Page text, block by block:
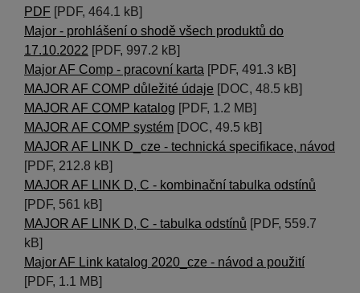
PDF [PDF, 464.1 kB]
Major - prohlášení o shodě všech produktů do
17.10.2022 [PDF, 997.2 kB]
Major AF Comp - pracovní karta [PDF, 491.3 kB]
MAJOR AF COMP důležité údaje [DOC, 48.5 kB]
MAJOR AF COMP katalog [PDF, 1.2 MB]
MAJOR AF COMP systém [DOC, 49.5 kB]
MAJOR AF LINK D_cze - technická specifikace, návod
[PDF, 212.8 kB]
MAJOR AF LINK D, C - kombinační tabulka odstínů
[PDF, 561 kB]
MAJOR AF LINK D, C - tabulka odstínů [PDF, 559.7
kB]
Major AF Link katalog 2020_cze - návod a použití
[PDF, 1.1 MB]